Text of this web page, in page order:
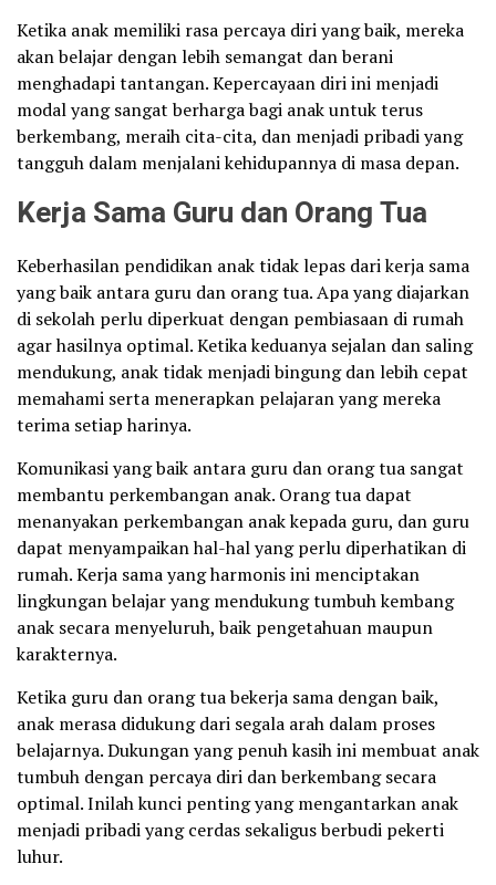
Ketika anak memiliki rasa percaya diri yang baik, mereka
akan belajar dengan lebih semangat dan berani
menghadapi tantangan. Kepercayaan diri ini menjadi
modal yang sangat berharga bagi anak untuk terus
berkembang, meraih cita-cita, dan menjadi pribadi yang
tangguh dalam menjalani kehidupannya di masa depan.
Kerja Sama Guru dan Orang Tua
Keberhasilan pendidikan anak tidak lepas dari kerja sama
yang baik antara guru dan orang tua. Apa yang diajarkan
di sekolah perlu diperkuat dengan pembiasaan di rumah
agar hasilnya optimal. Ketika keduanya sejalan dan saling
mendukung, anak tidak menjadi bingung dan lebih cepat
memahami serta menerapkan pelajaran yang mereka
terima setiap harinya.
Komunikasi yang baik antara guru dan orang tua sangat
membantu perkembangan anak. Orang tua dapat
menanyakan perkembangan anak kepada guru, dan guru
dapat menyampaikan hal-hal yang perlu diperhatikan di
rumah. Kerja sama yang harmonis ini menciptakan
lingkungan belajar yang mendukung tumbuh kembang
anak secara menyeluruh, baik pengetahuan maupun
karakternya.
Ketika guru dan orang tua bekerja sama dengan baik,
anak merasa didukung dari segala arah dalam proses
belajarnya. Dukungan yang penuh kasih ini membuat anak
tumbuh dengan percaya diri dan berkembang secara
optimal. Inilah kunci penting yang mengantarkan anak
menjadi pribadi yang cerdas sekaligus berbudi pekerti
luhur.